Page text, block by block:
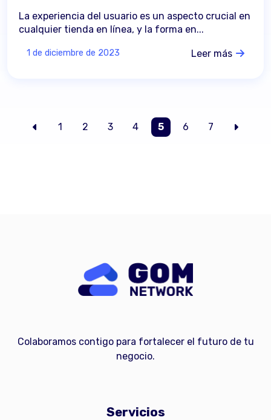
La experiencia del usuario es un aspecto crucial en
cualquier tienda en línea, y la forma en...
1 de diciembre de 2023 Leer más
1 2 3 4 5 6 7
Colaboramos contigo para fortalecer el futuro de tu
negocio.
Servicios